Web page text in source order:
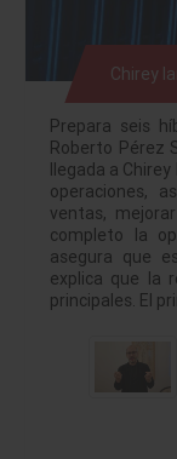
Chirey
Prepara seis
Roberto Pérez
llegada a
operaciones,
ventas,
completo la
asegura que
explica que la
principales. El